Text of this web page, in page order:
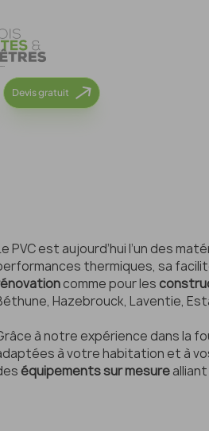
Devis gratuit
PVC est aujourd’hui l’un des
thermiques, sa
comme pour les
Hazebrouck, Laventie,
à notre expérience dans la
à votre habitation et à
équipements sur mesure